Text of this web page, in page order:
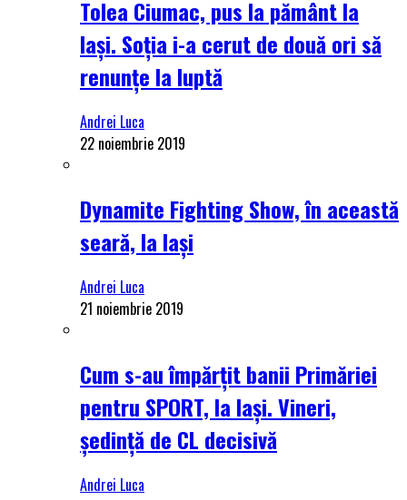
Tolea Ciumac, pus la pământ la
Iași. Soția i-a cerut de două ori să
renunțe la luptă
Andrei Luca
22 noiembrie 2019
Dynamite Fighting Show, în această
seară, la Iași
Andrei Luca
21 noiembrie 2019
Cum s-au împărțit banii Primăriei
pentru SPORT, la Iași. Vineri,
ședință de CL decisivă
Andrei Luca